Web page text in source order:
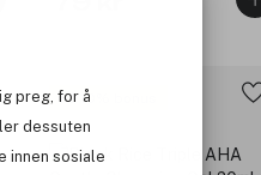
preg, for å
dessuten
innen sosiale
Få 10% bonus